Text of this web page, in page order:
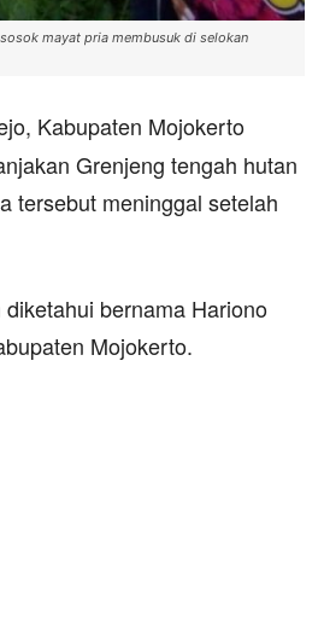
mayat pria membusuk di selokan
Kabupaten Mojokerto
Grenjeng tengah hutan
tersebut meninggal setelah
bernama Hariono
Mojokerto.